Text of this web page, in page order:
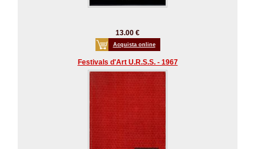
13.00 €
Acquista online
Festivals d'Art U.R.S.S. - 1967